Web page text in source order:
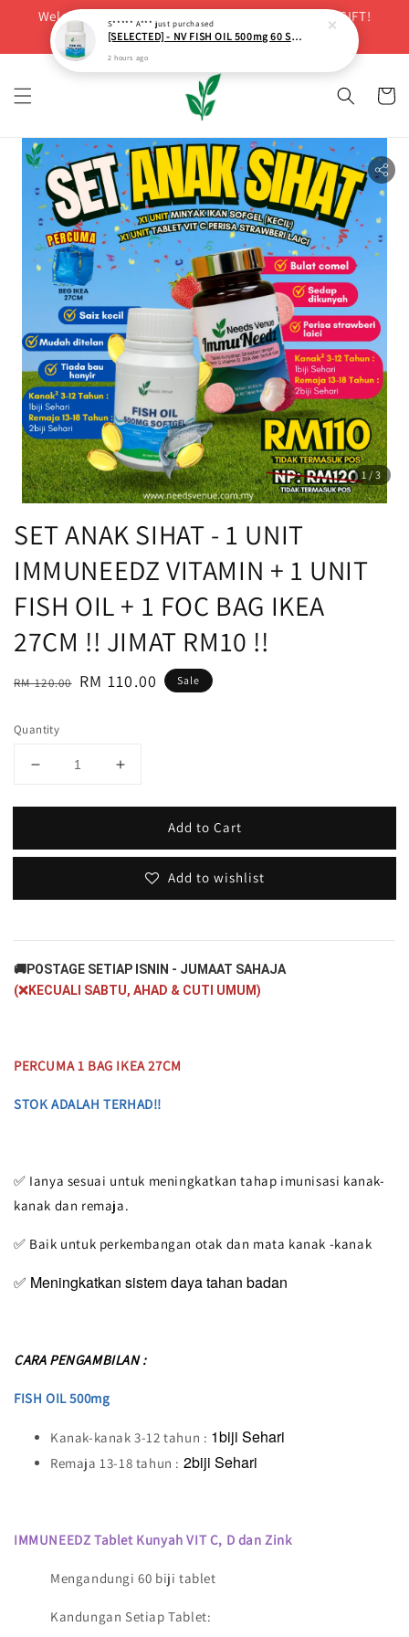
Welcome! Purchase Minimum RM200 to Get FREE GIFT!
BUY NOW
1/3
SET ANAK SIHAT - 1 UNIT
IMMUNEEDZ VITAMIN + 1 UNIT
FISH OIL + 1 FOC BAG IKEA
27CM !! JIMAT RM10 !!
Regular
RM 120.00 Sale
RM 110.00 Sale
Quantity
Add to Cart
Add to wishlist
🚚POSTAGE SETIAP ISNIN - JUMAAT SAHAJA
(❌KECUALI SABTU, AHAD & CUTI UMUM)
PERCUMA 1 BAG IKEA 27CM
STOK ADALAH TERHAD!!
✅ Ianya sesuai untuk meningkatkan tahap imunisasi kanak-
kanak dan remaja.
✅ Baik untuk perkembangan otak dan mata kanak -kanak
✅ Meningkatkan sistem daya tahan badan
CARA PENGAMBILAN :
FISH OIL 500mg
Kanak-kanak 3-12 tahun : 1biji Sehari
Remaja 13-18 tahun : 2biji Sehari
IMMUNEEDZ Tablet Kunyah VIT C, D dan Zink
Mengandungi 60 biji tablet
Kandungan Setiap Tablet:
S***** A*** just purchased
[SELECTED] - NV FISH OIL 500mg 60 SOFTGELS
2 hours ago